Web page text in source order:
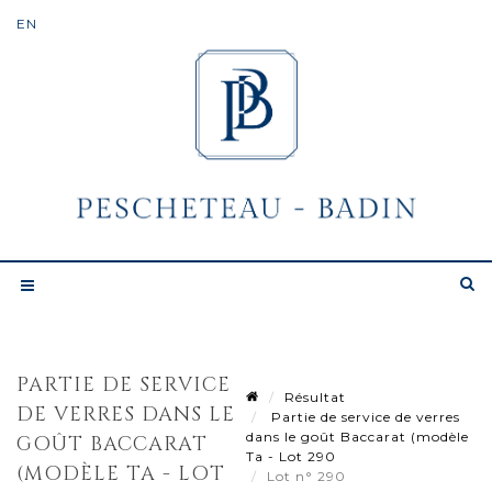
PARTIE DE SERVICE
DE VERRES DANS LE
GOÛT BACCARAT
(MODÈLE TA - LOT
Résultat
Partie de service de verres
dans le goût Baccarat (modèle
Ta - Lot 290
Lot n° 290